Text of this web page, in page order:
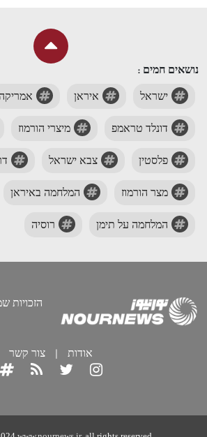
נושאים חמים :
ישראל איראן אמריקה
דונלד טראמפ מיצרי הורמוז
פלסטין צבא ישראל
מצר הורמוז המלחמה באיראן
המלחמה על תימן רוסיה
הזכויות
אודות צור קשר